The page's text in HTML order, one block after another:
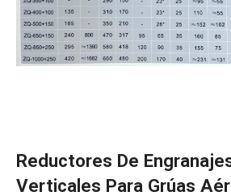
Reductores De
Verticales Para Grúas